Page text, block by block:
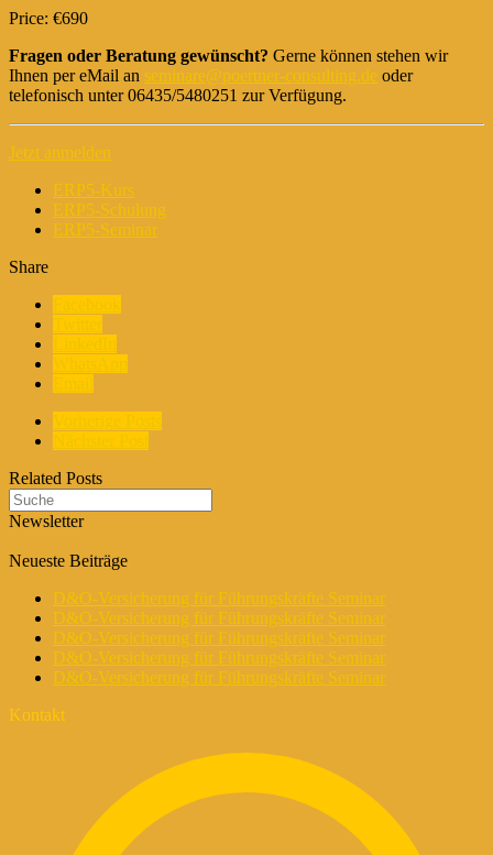
Price: €690
Fragen oder Beratung gewünscht? Gerne können stehen wir
Ihnen per eMail an seminare@poertner-consulting.de oder
telefonisch unter 06435/5480251 zur Verfügung.
Jetzt anmelden
ERP5-Kurs
ERP5-Schulung
ERP5-Seminar
Share
Related Posts
Newsletter
Neueste Beiträge
D&O-Versicherung für Führungskräfte Seminar
D&O-Versicherung für Führungskräfte Seminar
D&O-Versicherung für Führungskräfte Seminar
D&O-Versicherung für Führungskräfte Seminar
D&O-Versicherung für Führungskräfte Seminar
Kontakt